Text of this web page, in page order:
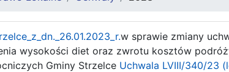
w sprawie zmiany
wysokości diet oraz zwrotu kosztów
Gminy Strzelce Uchwala LVIII/340/23